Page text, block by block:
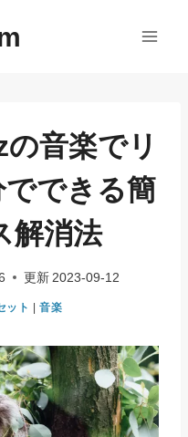
音楽でリ
できる簡
解消法
更新 2023-09-12
ット |音楽